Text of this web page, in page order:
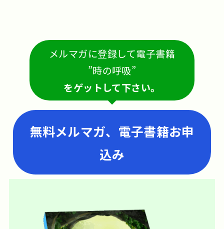
メルマガに登録して電子書籍
”時の呼吸”
をゲットして下さい。
無料メルマガ、電子書籍お申
込み